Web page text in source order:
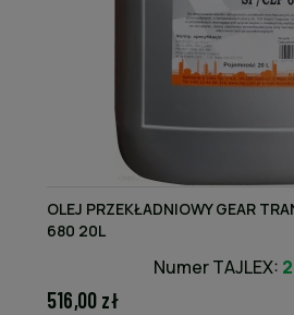
OLEJ PRZEKŁADNIOWY GEAR
680 20L
Numer TAJLEX:
516,00 zł